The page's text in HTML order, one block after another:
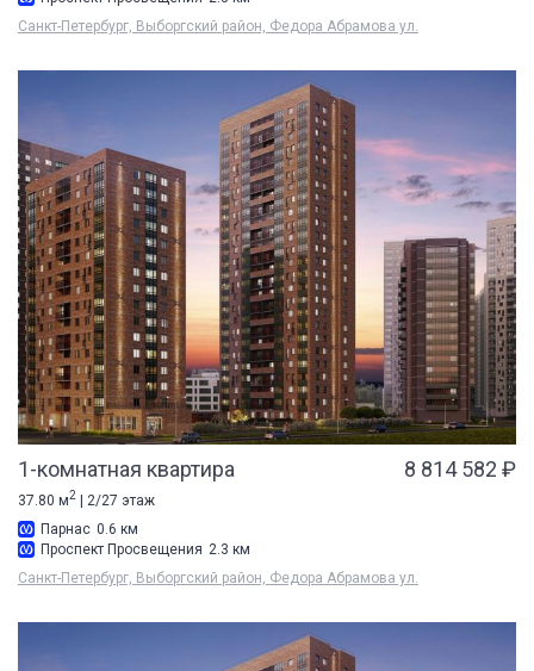
Санкт-Петербург, Выборгский район, Федора Абрамова ул.
1-комнатная квартира 8 814 582 ₽
37.80 м2 | 2/27 этаж
Парнас 0.6 км
Проспект Просвещения 2.3 км
Санкт-Петербург, Выборгский район, Федора Абрамова ул.